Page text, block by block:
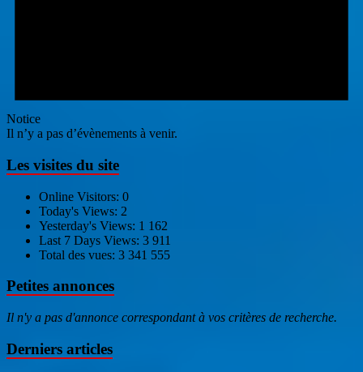
Notice
Il n’y a pas d’évènements à venir.
Les visites du site
Online Visitors: 0
Today's Views: 2
Yesterday's Views: 1 162
Last 7 Days Views: 3 911
Total des vues: 3 341 555
Petites annonces
Il n'y a pas d'annonce correspondant à vos critères de recherche.
Derniers articles